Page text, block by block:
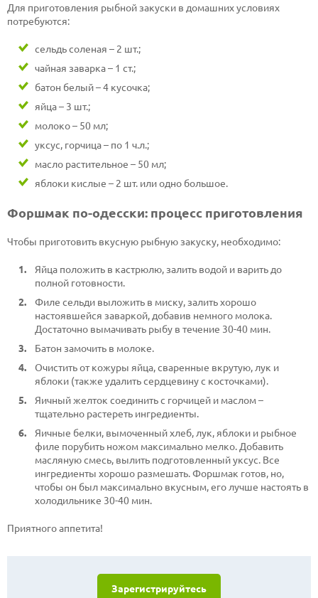
Для приготовления рыбной закуски в домашних условиях
потребуются:
сельдь соленая – 2 шт.;
чайная заварка – 1 ст.;
батон белый – 4 кусочка;
яйца – 3 шт.;
молоко – 50 мл;
уксус, горчица – по 1 ч.л.;
масло растительное – 50 мл;
яблоки кислые – 2 шт. или одно большое.
Форшмак по-одесски: процесс приготовления
Чтобы приготовить вкусную рыбную закуску, необходимо:
Яйца положить в кастрюлю, залить водой и варить до
полной готовности.
Филе сельди выложить в миску, залить хорошо
настоявшейся заваркой, добавив немного молока.
Достаточно вымачивать рыбу в течение 30-40 мин.
Батон замочить в молоке.
Очистить от кожуры яйца, сваренные вкрутую, лук и
яблоки (также удалить сердцевину с косточками).
Яичный желток соединить с горчицей и маслом –
тщательно растереть ингредиенты.
Яичные белки, вымоченный хлеб, лук, яблоки и рыбное
филе порубить ножом максимально мелко. Добавить
масляную смесь, вылить подготовленный уксус. Все
ингредиенты хорошо размешать. Форшмак готов, но,
чтобы он был максимально вкусным, его лучше настоять в
холодильнике 30-40 мин.
Приятного аппетита!
Зарегистрируйтесь